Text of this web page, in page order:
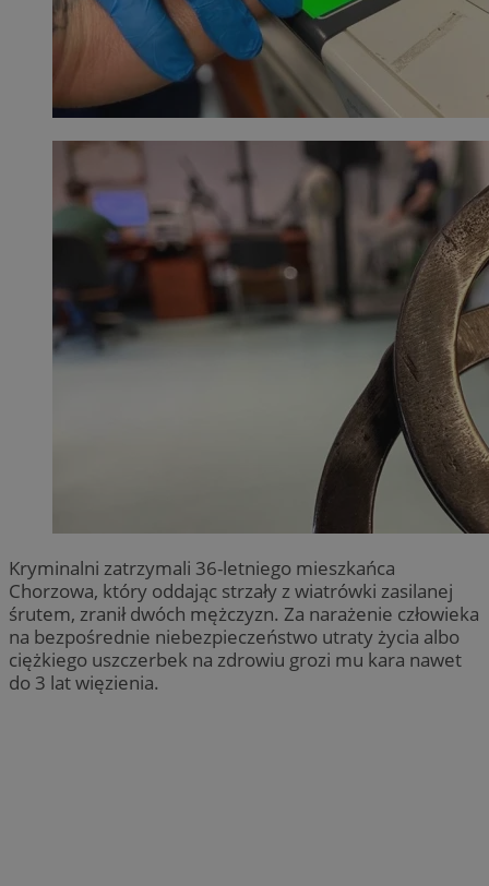
Kryminalni zatrzymali 36-letniego mieszkańca
Chorzowa, który oddając strzały z wiatrówki zasilanej
śrutem, zranił dwóch mężczyzn. Za narażenie człowieka
na bezpośrednie niebezpieczeństwo utraty życia albo
ciężkiego uszczerbek na zdrowiu grozi mu kara nawet
do 3 lat więzienia.